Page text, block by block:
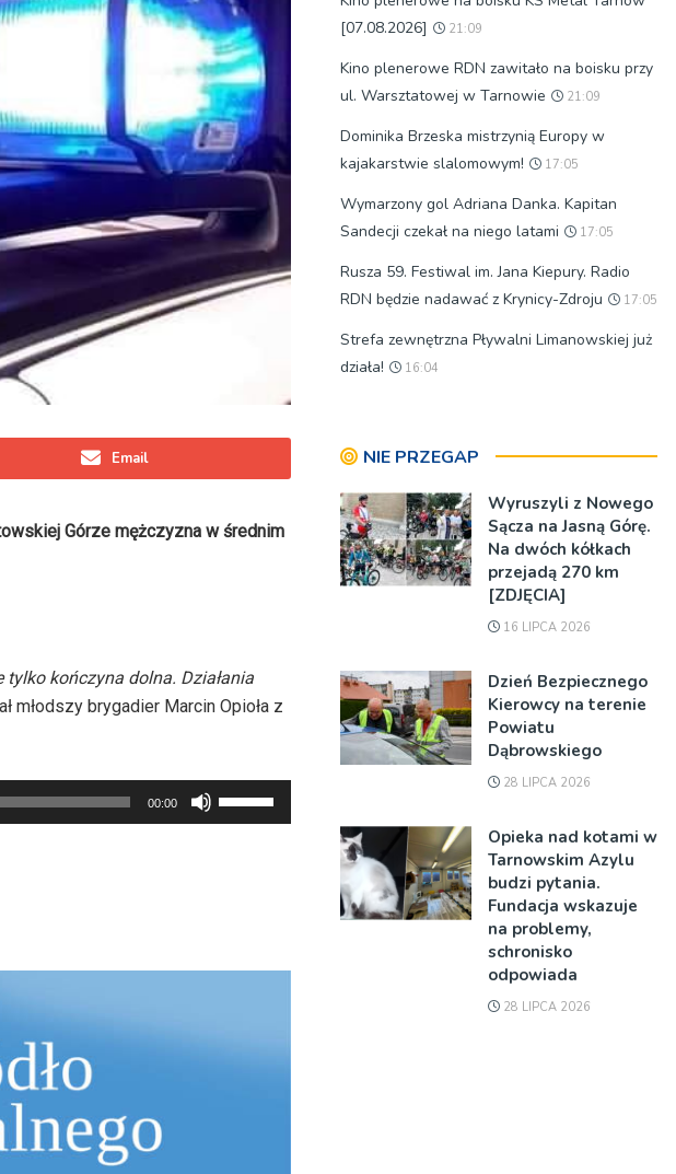
Email
Górze mężczyzna w średnim
kończyna dolna. Działania
młodszy brygadier Marcin Opioła z
00:00
strzałek
[07.08.2026]
21:09
Kino plenerowe RDN zawitało na boisku przy
ul. Warsztatowej w Tarnowie
21:09
Dominika Brzeska mistrzynią Europy w
kajakarstwie slalomowym!
17:05
Wymarzony gol Adriana Danka. Kapitan
Sandecji czekał na niego latami
17:05
Rusza 59. Festiwal im. Jana Kiepury. Radio
RDN będzie nadawać z Krynicy-Zdroju
17:05
Strefa zewnętrzna Pływalni Limanowskiej już
działa!
16:04
NIE PRZEGAP
Wyruszyli z Nowego
Sącza na Jasną Górę.
Na dwóch kółkach
przejadą 270 km
[ZDJĘCIA]
16 LIPCA 2026
Dzień Bezpiecznego
Kierowcy na terenie
Powiatu
Dąbrowskiego
28 LIPCA 2026
Opieka nad kotami w
Tarnowskim Azylu
budzi pytania.
Fundacja wskazuje
na problemy,
schronisko
odpowiada
28 LIPCA 2026